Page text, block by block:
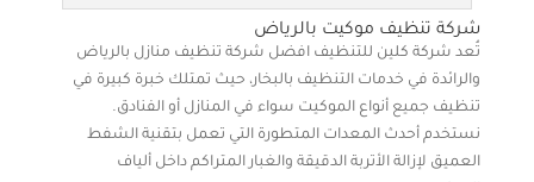
شركة تنظيف موكيت بالرياض
تُعد شركة كلين للتنظيف افضل شركة تنظيف منازل بالرياض
والرائدة في خدمات التنظيف بالبخار، حيث تمتلك خبرة كبيرة في
تنظيف جميع أنواع الموكيت سواء في المنازل أو الفنادق.
نستخدم أحدث المعدات المتطورة التي تعمل بتقنية الشفط
العميق لإزالة الأتربة الدقيقة والغبار المتراكم داخل ألياف